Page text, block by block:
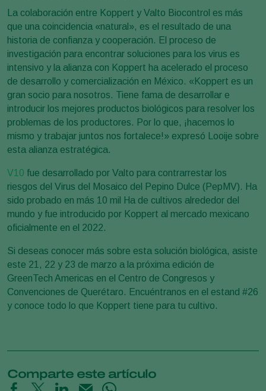
La colaboración entre Koppert y Valto Biocontrol es más
que una coincidencia «natural», es el resultado de una
historia de confianza y cooperación. El proceso de
investigación para encontrar soluciones para los virus es
intensivo y la alianza con Koppert ha acelerado el proceso
de desarrollo y comercialización en México. «Koppert es un
gran socio para nosotros. Tiene fama de desarrollar e
introducir los mejores productos biológicos para resolver los
problemas de los productores. Por lo que, ¡hacemos lo
mismo y trabajar juntos nos fortalece!» expresó Looije sobre
esta alianza estratégica.
V10 fue desarrollado por Valto para contrarrestar los
riesgos del Virus del Mosaico del Pepino Dulce (PepMV). Ha
sido probado en más 10 mil Ha de cultivos alrededor del
mundo y fue introducido por Koppert al mercado mexicano
oficialmente en el 2022.
Si deseas conocer más sobre esta solución biológica, asiste
este 21, 22 y 23 de marzo a la próxima edición de
GreenTech Americas en el Centro de Congresos y
Convenciones de Querétaro. Encuéntranos en el estand #26
y conoce todo lo que Koppert tiene para tu cultivo.
Comparte este artículo